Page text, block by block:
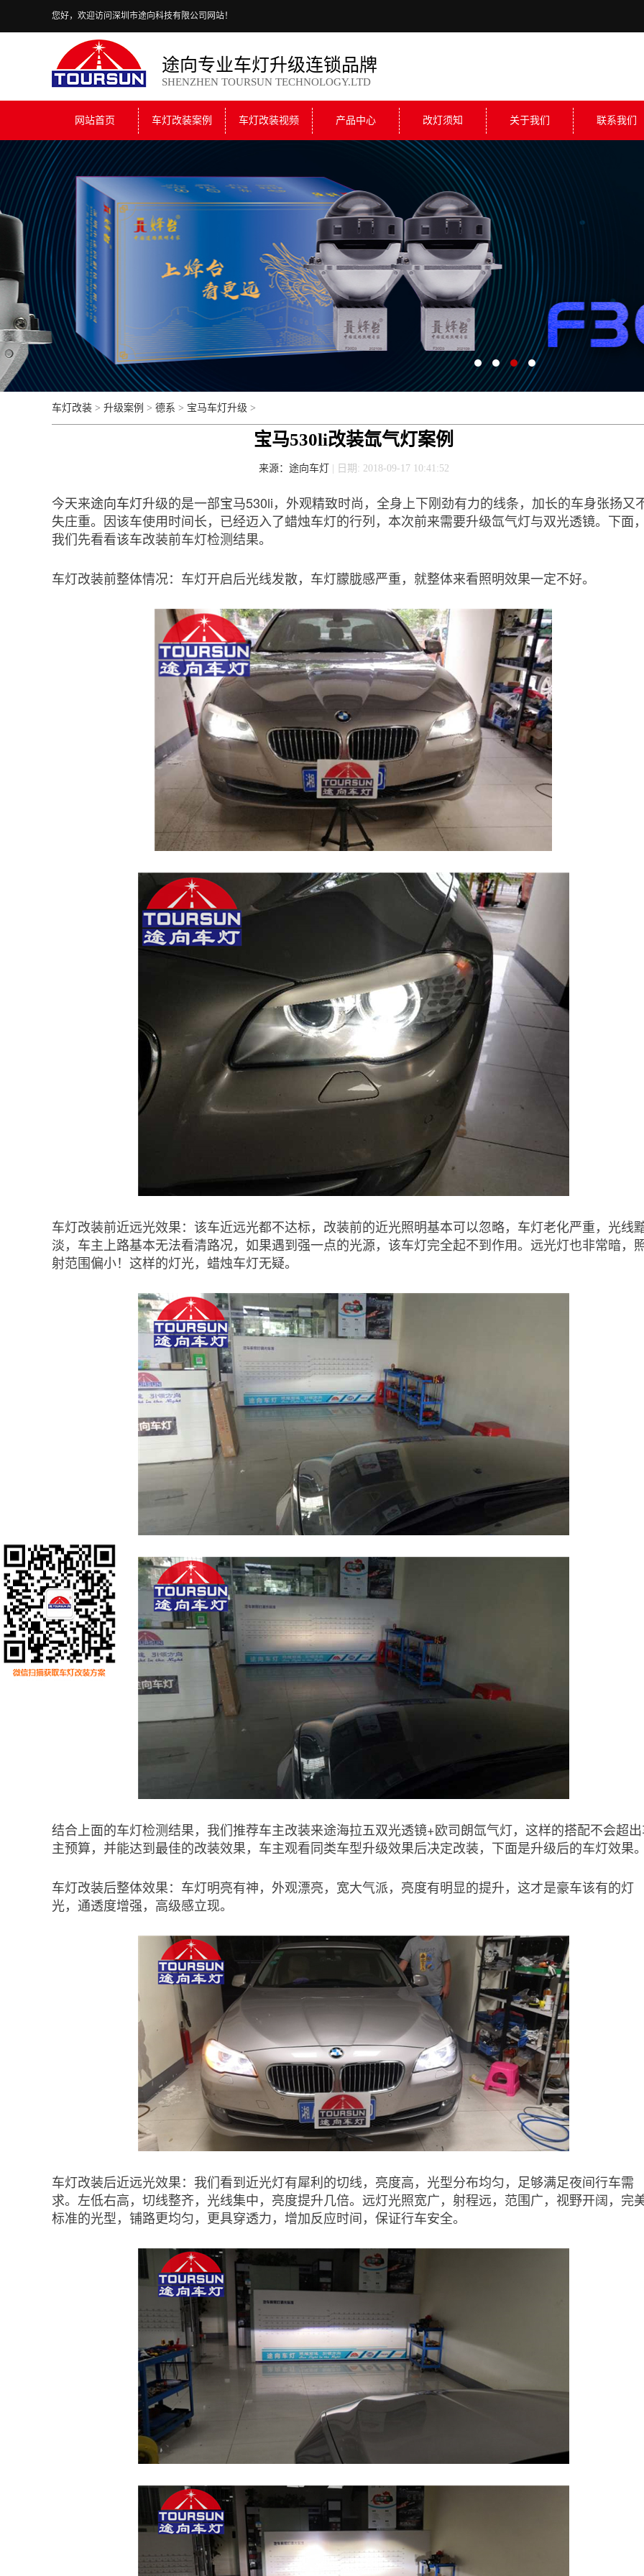
您好，欢迎访问深圳市途向科技有限公司网站！
途向专业车灯升级连锁品牌
SHENZHEN TOURSUN TECHNOLOGY.LTD
网站首页 车灯改装案例 车灯改装视频 产品中心 改灯须知 关于我们 联系我们
车灯改装 > 升级案例 > 德系 > 宝马车灯升级 >
宝马530li改装氙气灯案例
来源： 途向车灯 | 日期: 2018-09-17 10:41:52
今天来途向车灯升级的是一部宝马530li，外观精致时尚，全身上下刚劲有力的线条，加长的车身张扬又
失庄重。因该车使用时间长，已经迈入了蜡烛车灯的行列，本次前来需要升级氙气灯与双光透镜。下面
我们先看看该车改装前车灯检测结果。
车灯改装前整体情况：车灯开启后光线发散，车灯朦胧感严重，就整体来看照明效果一定不好。
车灯改装前近远光效果：该车近远光都不达标，改装前的近光照明基本可以忽略，车灯老化严重，光线
淡，车主上路基本无法看清路况，如果遇到强一点的光源，该车灯完全起不到作用。远光灯也非常暗，
射范围偏小！这样的灯光，蜡烛车灯无疑。
结合上面的车灯检测结果，我们推荐车主改装来途海拉五双光透镜+欧司朗氙气灯，这样的搭配不会超
主预算，并能达到最佳的改装效果，车主观看同类车型升级效果后决定改装，下面是升级后的车灯效果
车灯改装后整体效果：车灯明亮有神，外观漂亮，宽大气派，亮度有明显的提升，这才是豪车该有的灯
光，通透度增强，高级感立现。
车灯改装后近远光效果：我们看到近光灯有犀利的切线，亮度高，光型分布均匀，足够满足夜间行车需
求。左低右高，切线整齐，光线集中，亮度提升几倍。远灯光照宽广，射程远，范围广，视野开阔，完
标准的光型，铺路更均匀，更具穿透力，增加反应时间，保证行车安全。